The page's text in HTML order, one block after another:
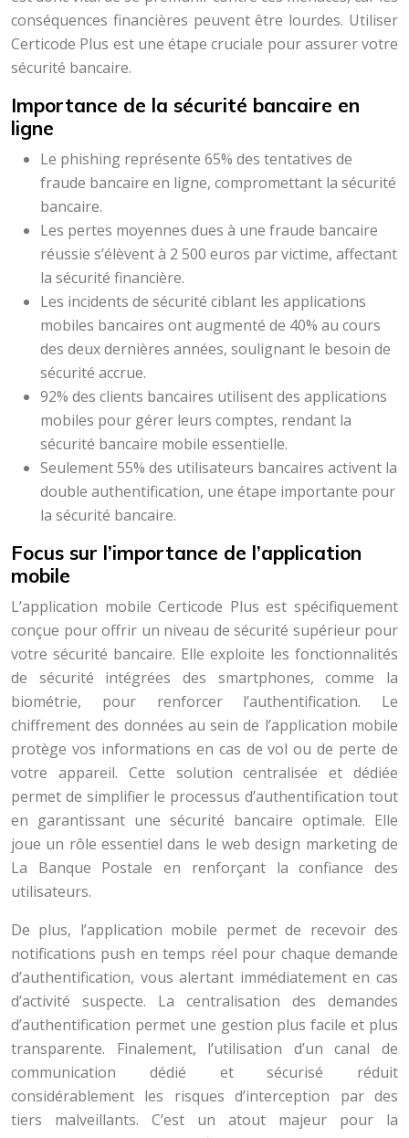
conséquences financières peuvent être lourdes. Utiliser
Certicode Plus est une étape cruciale pour assurer votre
sécurité bancaire.
Importance de la sécurité bancaire en
ligne
Le phishing représente 65% des tentatives de
fraude bancaire en ligne, compromettant la sécurité
bancaire.
Les pertes moyennes dues à une fraude bancaire
réussie s’élèvent à 2 500 euros par victime, affectant
la sécurité financière.
Les incidents de sécurité ciblant les applications
mobiles bancaires ont augmenté de 40% au cours
des deux dernières années, soulignant le besoin de
sécurité accrue.
92% des clients bancaires utilisent des applications
mobiles pour gérer leurs comptes, rendant la
sécurité bancaire mobile essentielle.
Seulement 55% des utilisateurs bancaires activent la
double authentification, une étape importante pour
la sécurité bancaire.
Focus sur l’importance de l’application
mobile
L’application mobile Certicode Plus est spécifiquement
conçue pour offrir un niveau de sécurité supérieur pour
votre sécurité bancaire. Elle exploite les fonctionnalités
de sécurité intégrées des smartphones, comme la
biométrie, pour renforcer l’authentification. Le
chiffrement des données au sein de l’application mobile
protège vos informations en cas de vol ou de perte de
votre appareil. Cette solution centralisée et dédiée
permet de simplifier le processus d’authentification tout
en garantissant une sécurité bancaire optimale. Elle
joue un rôle essentiel dans le web design marketing de
La Banque Postale en renforçant la confiance des
utilisateurs.
De plus, l’application mobile permet de recevoir des
notifications push en temps réel pour chaque demande
d’authentification, vous alertant immédiatement en cas
d’activité suspecte. La centralisation des demandes
d’authentification permet une gestion plus facile et plus
transparente. Finalement, l’utilisation d’un canal de
communication dédié et sécurisé réduit
considérablement les risques d’interception par des
tiers malveillants. C’est un atout majeur pour la